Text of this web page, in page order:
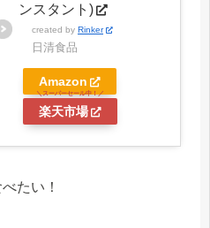
ンスタント)
created by Rinker
日清食品
Amazon
楽天市場
たい！